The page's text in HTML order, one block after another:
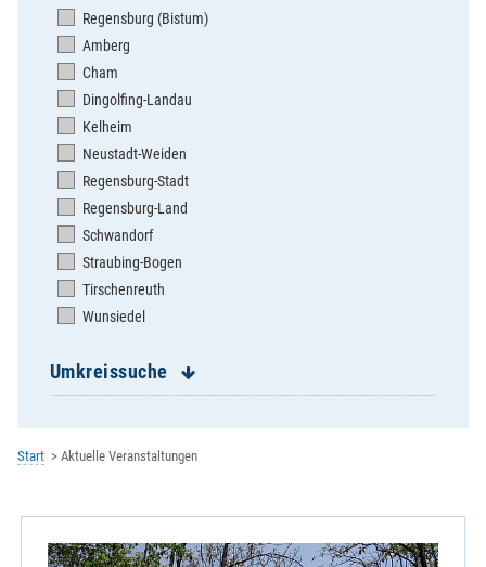
Aiterhofen, St. Margareta
Allkofen (Expositur), St. Michael
Ascha, Mariä Himmelfahrt
Ascholtshausen, Unsere Liebe Frau
Atting, Mariä Himmelfahrt
Bogen, St. Florian
Bogenberg, Hl.Kreuz / M. Himmelfahrt
Elisabethszell, St. Elisabeth
Falkenfels, St. Josef
Feldkirchen, St. Laurentius
Geiselhöring, St. Peter
Grafentraubach, St. Pankratius
Haibach, St. Laurentius
Irlbach, Mariä Himmelfahrt
Regensburg (Bistum)
Amberg
Cham
Dingolfing-Landau
Kelheim
Neustadt-Weiden
Regensburg-Stadt
Regensburg-Land
Schwandorf
Straubing-Bogen
Tirschenreuth
Wunsiedel
Umkreissuche
Start Aktuelle Veranstaltungen